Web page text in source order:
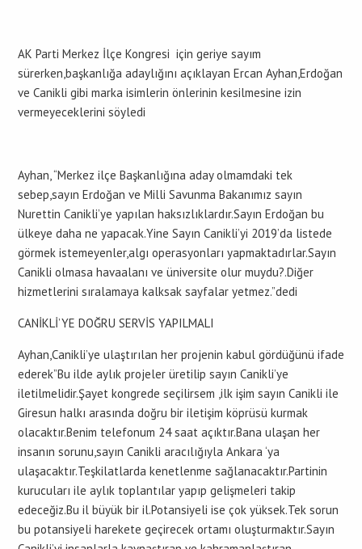
AK Parti Merkez İlçe Kongresi için geriye sayım
sürerken,başkanlığa adaylığını açıklayan Ercan Ayhan,Erdoğan
ve Canikli gibi marka isimlerin önlerinin kesilmesine izin
vermeyeceklerini söyledi
Ayhan, “Merkez ilçe Başkanlığına aday olmamdaki tek
sebep,sayın Erdoğan ve Milli Savunma Bakanımız sayın
Nurettin Canikli’ye yapılan haksızlıklardır.Sayın Erdoğan bu
ülkeye daha ne yapacak.Yine Sayın Canikli’yi 2019’da listede
görmek istemeyenler,algı operasyonları yapmaktadırlar.Sayın
Canikli olmasa havaalanı ve üniversite olur muydu?.Diğer
hizmetlerini sıralamaya kalksak sayfalar yetmez.”dedi
CANİKLİ’YE DOĞRU SERVİS YAPILMALI
Ayhan,Canikli’ye ulaştırılan her projenin kabul gördüğünü ifade
ederek”Bu ilde aylık projeler üretilip sayın Canikli’ye
iletilmelidir.Şayet kongrede seçilirsem ,ilk işim sayın Canikli ile
Giresun halkı arasında doğru bir iletişim köprüsü kurmak
olacaktır.Benim telefonum 24 saat açıktır.Bana ulaşan her
insanın sorunu,sayın Canikli aracılığıyla Ankara ‘ya
ulaşacaktır.Teşkilatlarda kenetlenme sağlanacaktır.Partinin
kurucuları ile aylık toplantılar yapıp gelişmeleri takip
edeceğiz.Bu il büyük bir il.Potansiyeli ise çok yüksek.Tek sorun
bu potansiyeli harekete geçirecek ortamı oluşturmaktır.Sayın